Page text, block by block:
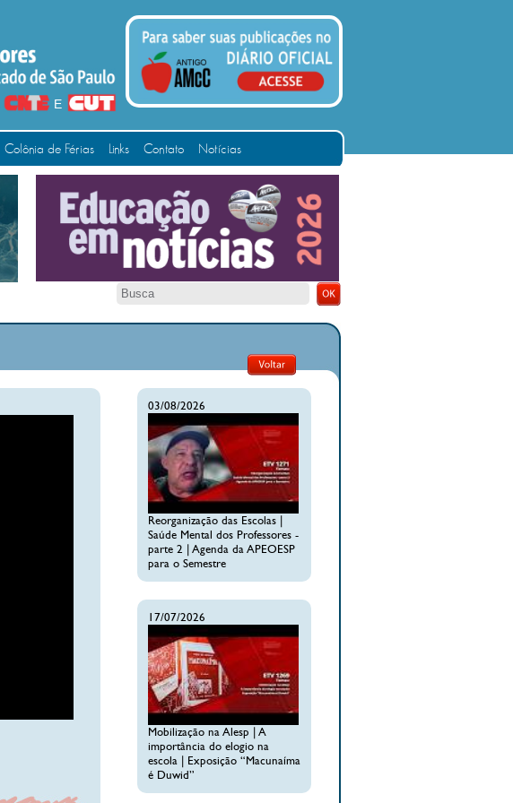
E
Colônia de Férias Links Contato Notícias
03/08/2026
Reorganização das Escolas |
Saúde Mental dos Professores -
parte 2 | Agenda da APEOESP
para o Semestre
17/07/2026
Mobilização na Alesp | A
importância do elogio na
escola | Exposição “Macunaíma
é Duwid”